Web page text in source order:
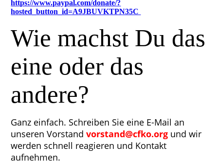
https://www.paypal.com/donate/?
hosted_button_id=A9JBUVKTPN35C
Wie machst Du das
eine oder das
andere?
Ganz einfach. Schreiben Sie eine E-Mail an
unseren Vorstandvorstand@cfko.org und wir
werden schnell reagieren und Kontakt
aufnehmen.